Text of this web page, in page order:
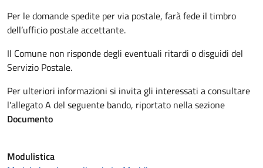
Per le domande spedite per via postale, farà fede il timbro
dell’ufficio postale accettante.
Il Comune non risponde degli eventuali ritardi o disguidi del
Servizio Postale.
Per ulteriori informazioni si invita gli interessati a consultare
l'allegato A del seguente bando, riportato nella sezione
Documento
Modulistica